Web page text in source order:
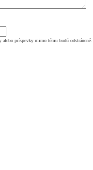
príspevky mimo tému budú odstránené.